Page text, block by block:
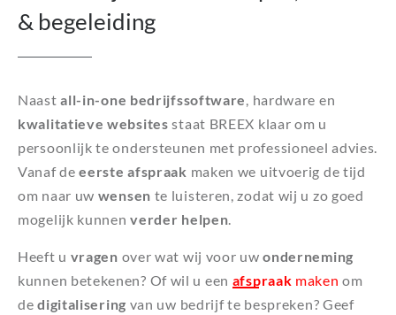
& begeleiding
Naastall-in-one bedrijfssoftware, hardware en
kwalitatieve websites staat BREEX klaar om u
persoonlijk te ondersteunen met professioneel advies.
Vanaf de eerste afspraak maken we uitvoerig de tijd
om naar uw wensen te luisteren, zodat wij u zo goed
mogelijk kunnenverder helpen.
Heeft u vragen over wat wij voor uwonderneming
kunnen betekenen? Of wil u een afspraak maken om
dedigitalisering van uw bedrijf te bespreken? Geef